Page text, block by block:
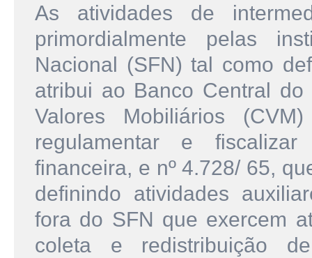
As atividades de
primordialmente pelas
Nacional (SFN) tal como
atribui ao Banco Central
Valores Mobiliários
regulamentar e
financeira, e nº 4.728/ 65,
definindo atividades
fora do SFN que exercem
coleta e redistribuição